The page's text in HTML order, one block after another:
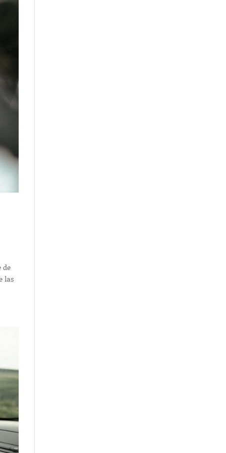
de
las